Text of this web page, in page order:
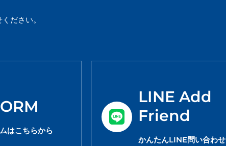
ださい。
はこちらから
LINE Add
Friend
かんたんLINE問い合わせ